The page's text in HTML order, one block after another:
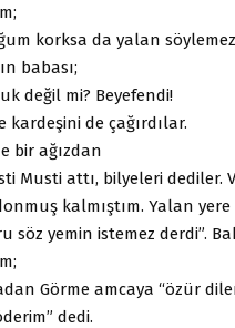
korksa da yalan
babası;
değil mi? Beyefendi!
kardeşini de çağırdılar.
bir ağızdan
Musti attı, bilyeleri
kalmıştım. Yalan
söz yemin istemez derdi”.
Görme amcaya “özür
dedi.